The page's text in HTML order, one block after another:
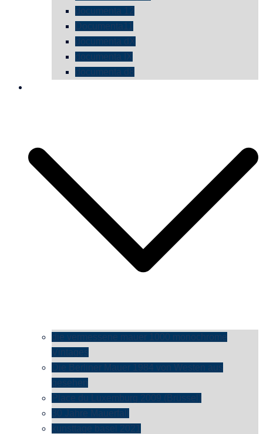
documenta 12
Documenta11
documenta dX
documenta IX
documenta d8
die vermessene mauer 1000 monochrome
Vintages
Die Berliner Mauer 1984 von Westen aus
gesehen
Place du Luxemburg 2009 (Brüssel)
30 Jahre Mauerfall
kunsttage basel 2021